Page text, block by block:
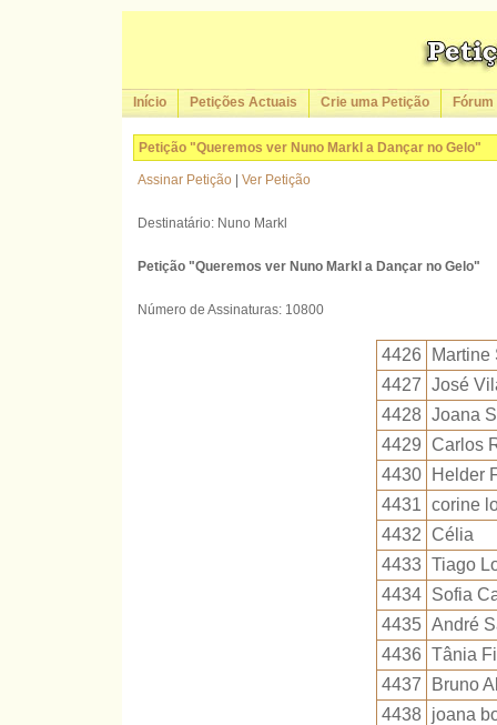
Início Petições Actuais Crie uma Petição Fórum
Petição "Queremos ver Nuno Markl a Dançar no Gelo"
Assinar Petição Ver Petição
Destinatário: Nuno Markl
Petição "Queremos ver Nuno Markl a Dançar no Gelo"
Número de Assinaturas: 10800
4426
Martine
4427 José
4428 Joana
4429 Carlos
4430
Helder
4431 corine
4432 Célia
4433 Tiago
4434
Sofia
4435 André
4436 Tânia
4437
Bruno
4438
joana